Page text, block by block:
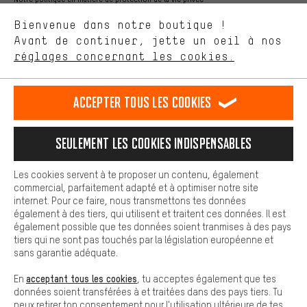
Langue"
français english
EN Deutsch español
RÉSILIER LE CONTRAT Communauté d'Aix-la-Chapelle
Programme d'affiliation Mentions Légales Protection des données
Conditions générales de vente Plateforme d'Alerte
Reprise des batteries Corepile Paramètres de cookies
Modifier le contraste
Tous les prix s'entendent en euros (MwSt hors) plus les
frais de portpour la livraison versÉtats-Unis.
Bienvenue dans notre boutique !
Avant de continuer, jette un oeil à nos
réglages concernant les cookies.
nous proposons grâce à ton comportement d'achat.
Plus de confort
est plus confortable. Avec les cookies de confort, nous
Nous pouvons ainsi mettre à ta disposition d'autres contenus et
informations utiles. De plus, tu as la possibilité d'utiliser des
facilement les bons produits. Par exemple, nous proposons une
facilement aux questions.
Cookies de base
Les cookies de base garantissent que tu puisses utiliser les
fonctions de notre site web.
Accepter tous les cookies
Seulement les cookies indispensables
Les cookies servent à te proposer un contenu, également
commercial, parfaitement adapté et à optimiser notre site
internet. Pour ce faire, nous transmettons tes données
également à des tiers, qui utilisent et traitent ces données. Il est
également possible que tes données soient tranmises à des pays
tiers qui ne sont pas touchés par la législation européenne et
sans garantie adéquate.
En acceptant tous les cookies , tu acceptes également que tes
données soient transférées à et traitées dans des pays tiers. Tu
peux retirer ton consentement pour l'utilisation ultérieure de tes